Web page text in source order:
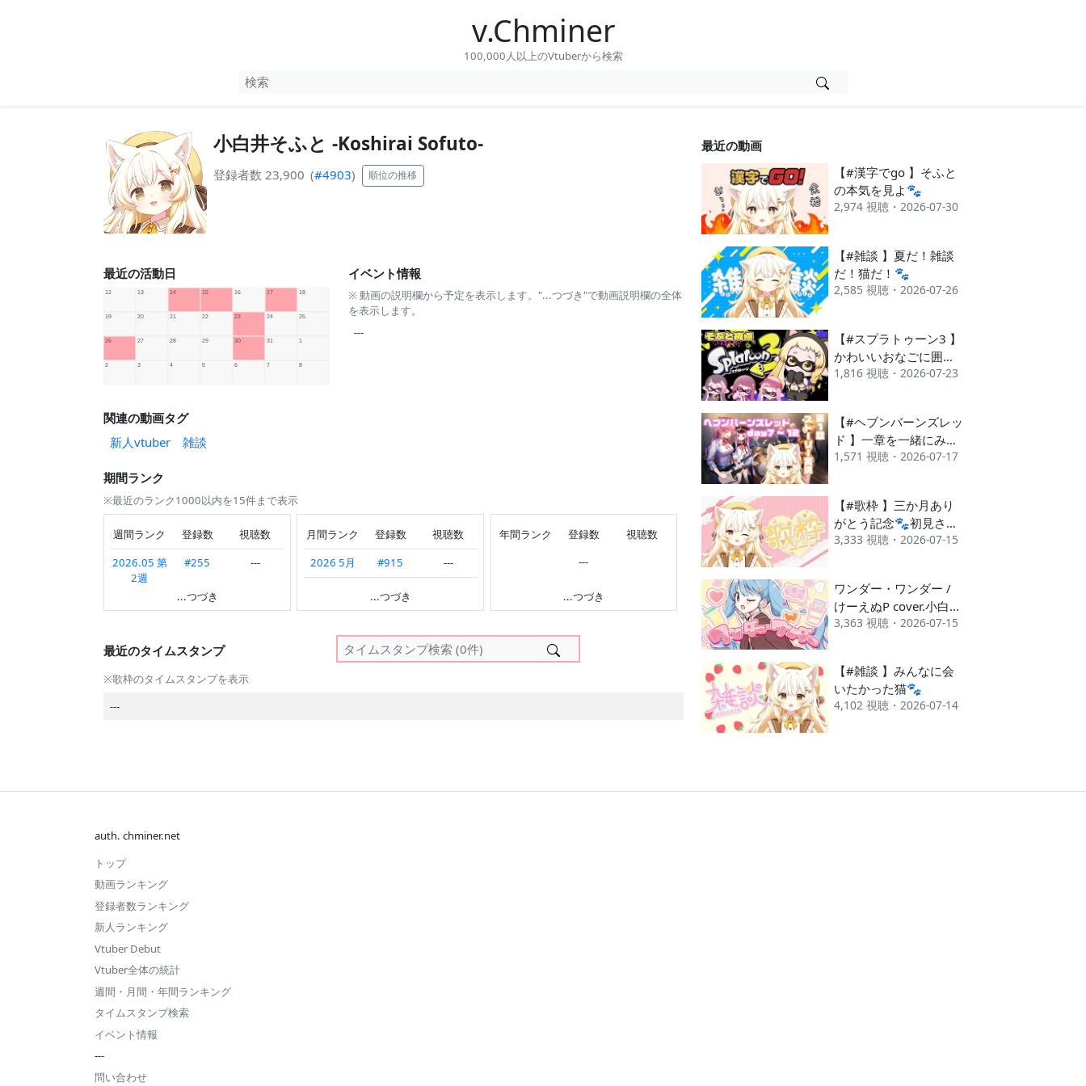
v.Chminer
100,000人以上のVtuberから検索
小白井そふと -Koshirai Sofuto-
登録者数 23,900 (#4903) 順位の推移
最近の活動日 イベント情報
※ 動画の説明欄から予定を表示します。"...つづき"で動画説明欄の全体
を表示します。
---
関連の動画タグ
新人vtuber
雑談
期間ランク
※最近のランク1000以内を15件まで表示
週間ランク 登録数
視聴数
2026.05 第
2週
#255 ---
#689
2026.04 第
#74
...つづき
月間ランク 登録数
視聴数
2026 5月
#915
---
#339
...つづき
年間ランク 登録数
視聴数
---
...つづき
最近のタイムスタンプ
※歌枠のタイムスタンプを表示
---
最近の動画
【#漢字でgo 】そふと
の本気を見よ🐾
2,974 視聴・2026-07-30
【#雑談 】夏だ！雑談
だ！猫だ！🐾
2,585 視聴・2026-07-26
【#スプラトゥーン3 】
かわいいおなごに囲ま
れるスプラ🐾【もちこ
1,816 視聴・2026-07-23
【#ヘブンバーンズレッ
ド 】一章を一緒にみよ
う、なんつって🐾パー
1,571 視聴・2026-07-17
【#歌枠 】三か月あり
がとう記念🐾初見さん
大歓迎です
3,333 視聴・2026-07-15
ワンダー・ワンダー /
けーえぬP cover.小白井
そふと
3,363 視聴・2026-07-15
【#雑談 】みんなに会
いたかった猫🐾
4,102 視聴・2026-07-14
auth. chminer.net
トップ
動画ランキング
登録者数ランキング
新人ランキング
Vtuber Debut
Vtuber全体の統計
週間・月間・年間ランキング
タイムスタンプ検索
イベント情報
---
問い合わせ